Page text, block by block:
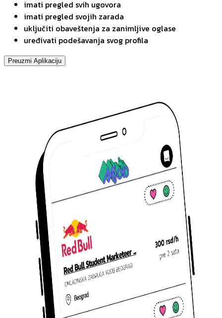
imati pregled svih ugovora
imati pregled svojih zarada
uključiti obaveštenja za zanimljive oglase
uređivati podešavanja svog profila
Preuzmi Aplikaciju